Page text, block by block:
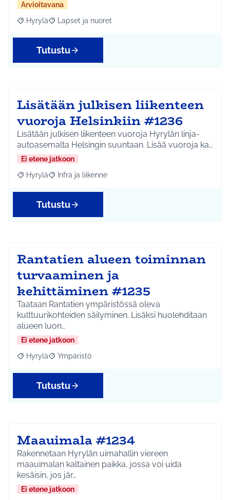
Arvioitavana
Rajaa tulokset aihepiirin mukaan: Hyrylä
Hyrylä Rajaa tulokset teeman mukaan: Lapset ja nuoret
Lapset ja nuoret
Tutustu
Lisätään julkisen liikenteen
vuoroja Helsinkiin #1236
Lisätään julkisen liikenteen vuoroja Hyrylän linja-
autoasemalta Helsingin suuntaan. Lisää vuoroja ka…
Ei etene jatkoon
Rajaa tulokset aihepiirin mukaan: Hyrylä
Hyrylä Rajaa tulokset teeman mukaan: Infra ja liikenne
Infra ja liikenne
Tutustu
Rantatien alueen toiminnan
turvaaminen ja
kehittäminen #1235
Taataan Rantatien ympäristössä oleva
kulttuurikohteiden säilyminen. Lisäksi huolehditaan
alueen luon…
Ei etene jatkoon
Rajaa tulokset aihepiirin mukaan: Hyrylä
Hyrylä Rajaa tulokset teeman mukaan: Ympäristö
Ympäristö
Tutustu
Maauimala #1234
Rakennetaan Hyrylän uimahallin viereen
maauimalan kaltainen paikka, jossa voi uida
kesäisin, jos jär…
Ei etene jatkoon